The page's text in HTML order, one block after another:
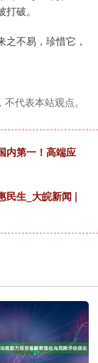
破。
不易，珍惜它，
代表本站观点。
内第一！高端应
民生_大皖新闻 |